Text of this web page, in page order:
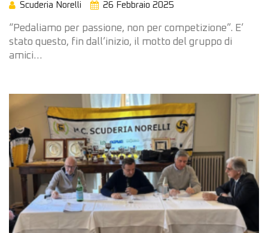
Scuderia Norelli 26 Febbraio 2025
“Pedaliamo per passione, non per competizione”. E’
stato questo, fin dall’inizio, il motto del gruppo di
amici…